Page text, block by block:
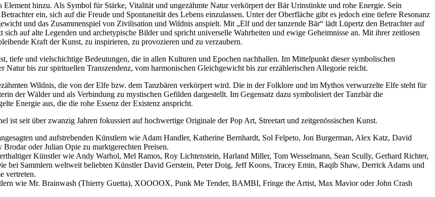
hinzu. Als Symbol für Stärke, Vitalität und ungezähmte Natur verkörpert der Bär Urinstinkte und rohe Energie. Sein
ein, sich auf die Freude und Spontaneität des Lebens einzulassen. Unter der Oberfläche gibt es jedoch eine tiefere Resonanz
und das Zusammenspiel von Zivilisation und Wildnis anspielt. Mit „Elf und der tanzende Bär“ lädt Lüpertz den Betrachter auf
auf alte Legenden und archetypische Bilder und spricht universelle Wahrheiten und ewige Geheimnisse an. Mit ihrer zeitlosen
Kraft der Kunst, zu inspirieren, zu provozieren und zu verzaubern.
tiefe und vielschichtige Bedeutungen, die in allen Kulturen und Epochen nachhallen. Im Mittelpunkt dieser symbolischen
bis zur spirituellen Transzendenz, vom harmonischen Gleichgewicht bis zur erzählerischen Allegorie reicht.
Wildnis, die von der Elfe bzw. dem Tanzbären verkörpert wird. Die in der Folklore und im Mythos verwurzelte Elfe steht für
der Wälder und als Verbindung zu mystischen Gefilden dargestellt. Im Gegensatz dazu symbolisiert der Tanzbär die
Energie aus, die die rohe Essenz der Existenz anspricht.
seit über zwanzig Jahren fokussiert auf hochwertige Originale der Pop Art, Streetart und zeitgenössischen Kunst.
und aufstrebenden Künstlern wie Adam Handler, Katherine Bernhardt, Sol Felpeto, Jon Burgerman, Alex Katz, David
oder Julian Opie zu marktgerechten Preisen.
Künstler wie Andy Warhol, Mel Ramos, Roy Lichtenstein, Harland Miller, Tom Wesselmann, Sean Scully, Gerhard Richter,
bei Sammlern weltweit beliebten Künstler David Gerstein, Peter Doig, Jeff Koons, Tracey Emin, Raqib Shaw, Derrick Adams und
vertreten.
wie Mr. Brainwash (Thierry Guetta), XOOOOX, Punk Me Tender, BAMBI, Fringe the Artist, Max Mavior oder John Crash